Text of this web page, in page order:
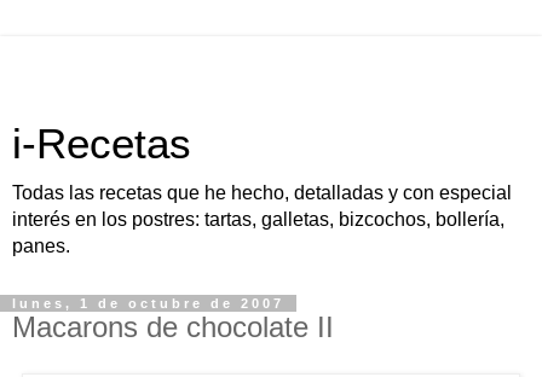
i-Recetas
Todas las recetas que he hecho, detalladas y con especial
interés en los postres: tartas, galletas, bizcochos, bollería,
panes.
lunes, 1 de octubre de 2007
Macarons de chocolate II